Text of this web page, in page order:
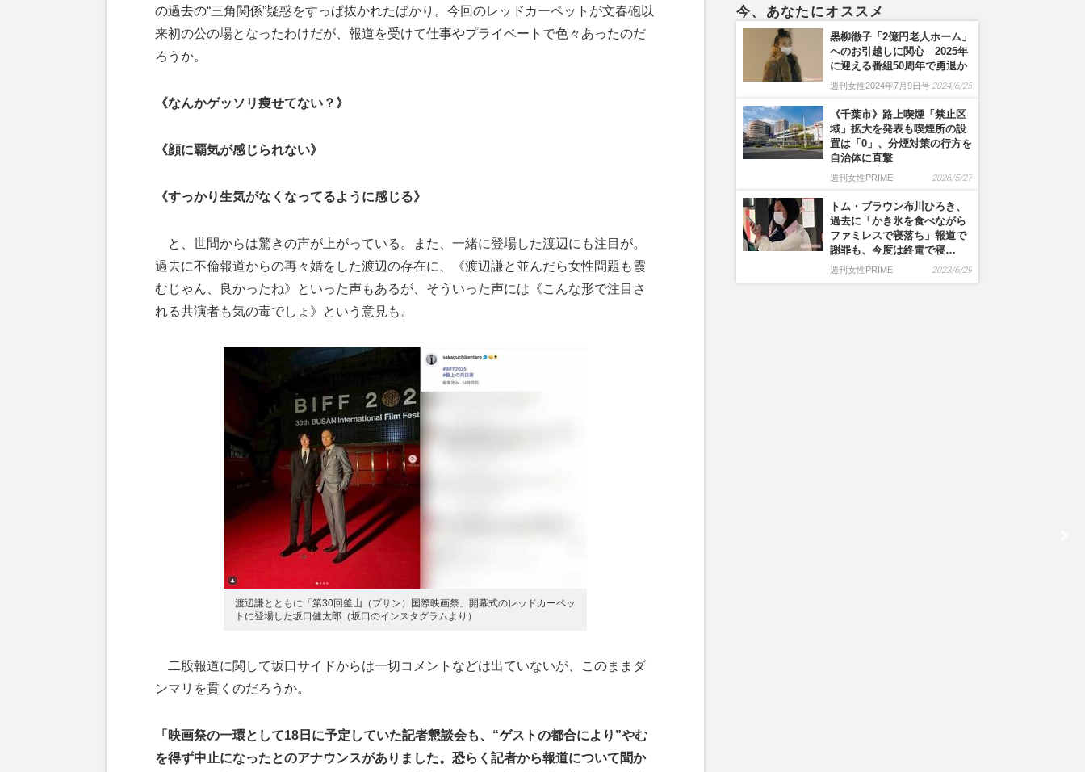
の過去の“三角関係”疑惑をすっぱ抜かれたばかり。今回のレッドカーペットが文春砲以
来初の公の場となったわけだが、報道を受けて仕事やプライベートで色々あったのだ
ろうか。
《なんかゲッソリ痩せてない？》
《顔に覇気が感じられない》
《すっかり生気がなくなってるように感じる》
と、世間からは驚きの声が上がっている。また、一緒に登場した渡辺にも注目が。
過去に不倫報道からの再々婚をした渡辺の存在に、《渡辺謙と並んだら女性問題も霞
むじゃん、良かったね》といった声もあるが、そういった声には《こんな形で注目さ
れる共演者も気の毒でしょ》という意見も。
渡辺謙とともに「第30回釜山（プサン）国際映画祭」開幕式のレッドカーペッ
トに登場した坂口健太郎（坂口のインスタグラムより）
二股報道に関して坂口サイドからは一切コメントなどは出ていないが、このままダ
ンマリを貫くのだろうか。
「映画祭の一環として18日に予定していた記者懇談会も、“ゲストの都合により”やむ
を得ず中止になったとのアナウンスがありました。恐らく記者から報道について聞か
今、あなたにオススメ
黒柳徹子「2億円老人ホーム」
へのお引越しに関心 2025年
に迎える番組50周年で勇退か
週刊女性2024年7月9日号 2024/6/25
《千葉市》路上喫煙「禁止区
域」拡大を発表も喫煙所の設
置は「0」、分煙対策の行方を
自治体に直撃
週刊女性PRIME 2026/5/27
トム・ブラウン布川ひろき、
過去に「かき氷を食べながら
ファミレスで寝落ち」報道で
謝罪も、今度は終電で寝…
週刊女性PRIME 2023/6/29